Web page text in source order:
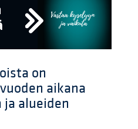
on
aikana
alueiden